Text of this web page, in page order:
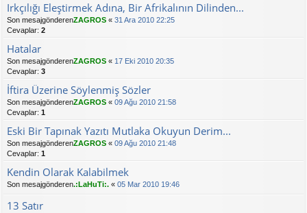
Irkçılığı Eleştirmek Adına, Bir Afrikalının Dilinden...
Son mesajgönderenZAGROS « 31 Ara 2010 22:25
Cevaplar: 2
Hatalar
Son mesajgönderenZAGROS « 17 Eki 2010 20:35
Cevaplar: 3
İftira Üzerine Söylenmiş Sözler
Son mesajgönderenZAGROS « 09 Ağu 2010 21:58
Cevaplar: 1
Eski Bir Tapınak Yazıtı Mutlaka Okuyun Derim...
Son mesajgönderenZAGROS « 09 Ağu 2010 21:48
Cevaplar: 1
Kendin Olarak Kalabilmek
Son mesajgönderen.:LaHuTi:. « 05 Mar 2010 19:46
13 Satır